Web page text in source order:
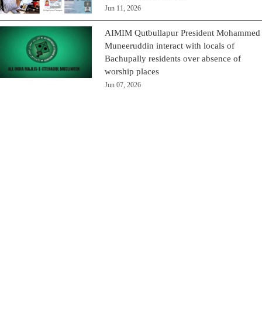
Jun 11, 2026
AIMIM Qutbullapur President Mohammed
Muneeruddin interact with locals of
Bachupally residents over absence of
worship places
Jun 07, 2026